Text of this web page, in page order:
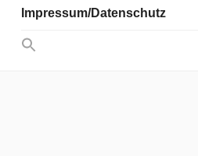
Impressum/Datenschutz
Search
for: